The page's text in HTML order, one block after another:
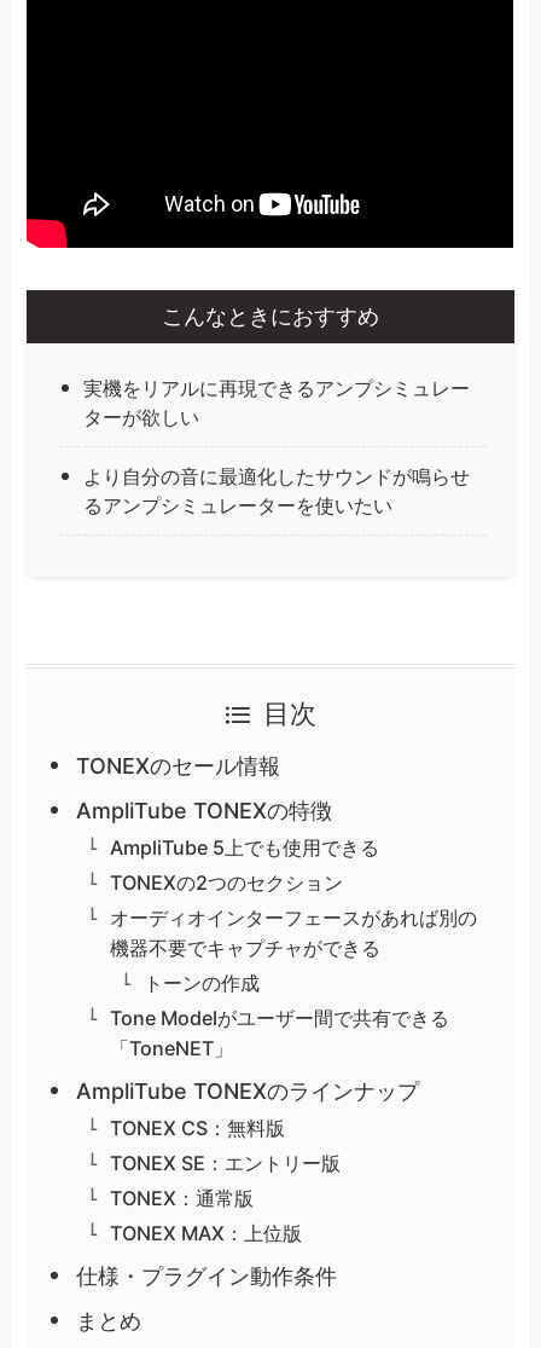
こんなときにおすすめ
実機をリアルに再現できるアンプシミュレー
ターが欲しい
より自分の音に最適化したサウンドが鳴らせ
るアンプシミュレーターを使いたい
目次
TONEXのセール情報
AmpliTube TONEXの特徴
AmpliTube 5上でも使用できる
TONEXの2つのセクション
オーディオインターフェースがあれば別の
機器不要でキャプチャができる
トーンの作成
Tone Modelがユーザー間で共有できる
「ToneNET」
AmpliTube TONEXのラインナップ
TONEX CS：無料版
TONEX SE：エントリー版
TONEX：通常版
TONEX MAX：上位版
仕様・プラグイン動作条件
まとめ